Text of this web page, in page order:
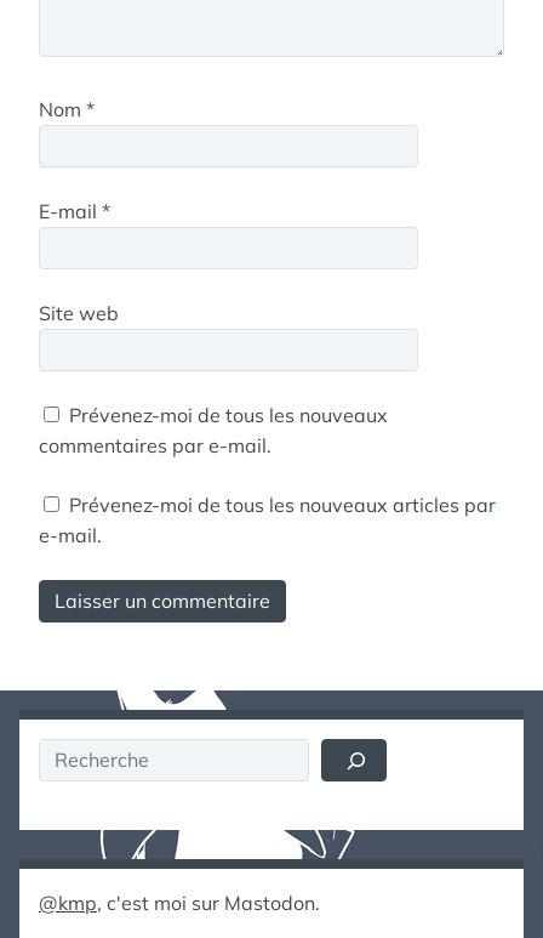
Nom *
E-mail *
Site web
Prévenez-moi de tous les nouveaux
commentaires par e-mail.
Prévenez-moi de tous les nouveaux articles par
e-mail.
Rechercher
@kmp, c'est moi sur Mastodon.